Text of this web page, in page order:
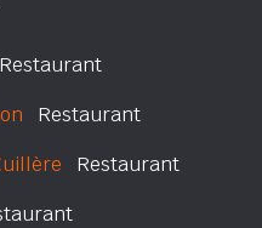
Restaurant
Restaurant